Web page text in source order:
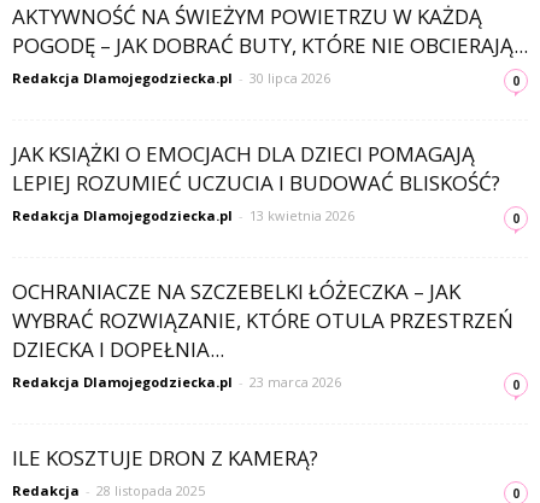
AKTYWNOŚĆ NA ŚWIEŻYM POWIETRZU W KAŻDĄ
POGODĘ – JAK DOBRAĆ BUTY, KTÓRE NIE OBCIERAJĄ...
Redakcja Dlamojegodziecka.pl - 30 lipca 2026 0
JAK KSIĄŻKI O EMOCJACH DLA DZIECI POMAGAJĄ
LEPIEJ ROZUMIEĆ UCZUCIA I BUDOWAĆ BLISKOŚĆ?
Redakcja Dlamojegodziecka.pl - 13 kwietnia 2026 0
OCHRANIACZE NA SZCZEBELKI ŁÓŻECZKA – JAK
WYBRAĆ ROZWIĄZANIE, KTÓRE OTULA PRZESTRZEŃ
DZIECKA I DOPEŁNIA...
Redakcja Dlamojegodziecka.pl - 23 marca 2026 0
ILE KOSZTUJE DRON Z KAMERĄ?
Redakcja - 28 listopada 2025 0